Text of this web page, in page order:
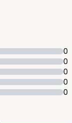
0
0
0
0
0